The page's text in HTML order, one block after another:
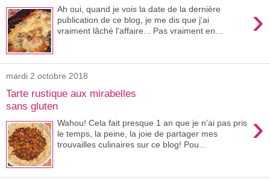
›
Ah oui, quand je vois la date de la dernière
publication de ce blog, je me dis que j'ai
vraiment lâché l'affaire... Pas vraiment en...
mardi 2 octobre 2018
Tarte rustique aux mirabelles
sans gluten
›
Wahou! Cela fait presque 1 an que je n'ai pas pris
le temps, la peine, la joie de partager mes
trouvailles culinaires sur ce blog! Pou...